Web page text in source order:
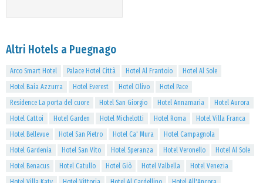
Altri Hotels a Puegnago
Arco Smart Hotel Palace Hotel Città Hotel Al Frantoio
Hotel Al Sole
Hotel Baia Azzurra
Hotel Everest Hotel Olivo
Hotel Pace
Residence La porta del cuore
Hotel San Giorgio Hotel Annamaria
Hotel Aurora
Hotel Cattoi
Hotel Garden Hotel Michelotti Hotel Roma
Hotel Villa Franca
Hotel Bellevue
Hotel San Pietro Hotel Ca' Mura
Hotel Campagnola
Hotel Gardenia
Hotel San Vito Hotel Speranza Hotel Veronello
Hotel Al Sole
Hotel Benacus
Hotel Catullo Hotel Giò Hotel Valbella
Hotel Venezia